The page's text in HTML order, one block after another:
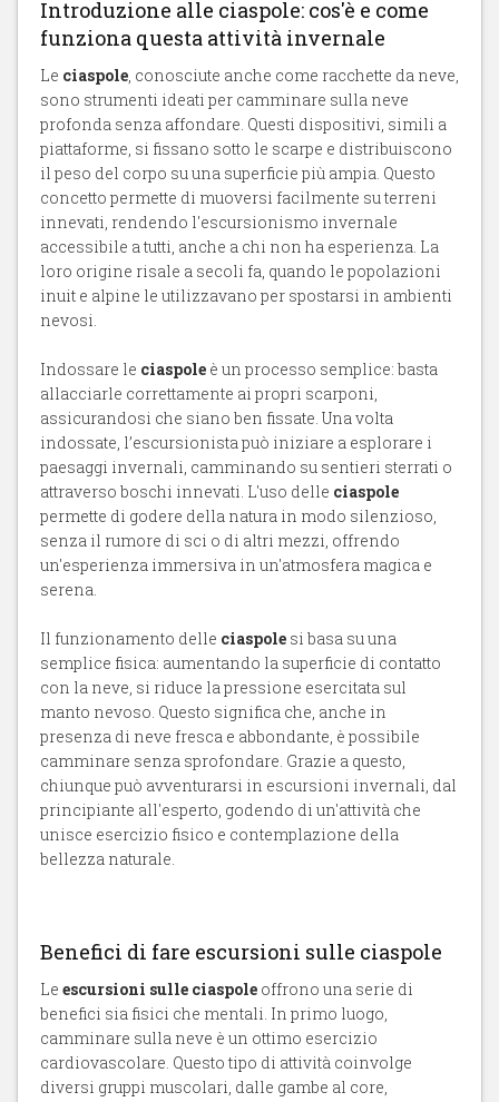
Introduzione alle ciaspole: cos'è e come
funziona questa attività invernale
Le ciaspole , conosciute anche come racchette da neve,
sono strumenti ideati per camminare sulla neve
profonda senza affondare. Questi dispositivi, simili a
piattaforme, si fissano sotto le scarpe e distribuiscono
il peso del corpo su una superficie più ampia. Questo
concetto permette di muoversi facilmente su terreni
innevati, rendendo l'escursionismo invernale
accessibile a tutti, anche a chi non ha esperienza. La
loro origine risale a secoli fa, quando le popolazioni
inuit e alpine le utilizzavano per spostarsi in ambienti
nevosi.
Indossare le ciaspole è un processo semplice: basta
allacciarle correttamente ai propri scarponi,
assicurandosi che siano ben fissate. Una volta
indossate, l’escursionista può iniziare a esplorare i
paesaggi invernali, camminando su sentieri sterrati o
attraverso boschi innevati. L'uso delle ciaspole
permette di godere della natura in modo silenzioso,
senza il rumore di sci o di altri mezzi, offrendo
un'esperienza immersiva in un'atmosfera magica e
serena.
Il funzionamento delle ciaspole si basa su una
semplice fisica: aumentando la superficie di contatto
con la neve, si riduce la pressione esercitata sul
manto nevoso. Questo significa che, anche in
presenza di neve fresca e abbondante, è possibile
camminare senza sprofondare. Grazie a questo,
chiunque può avventurarsi in escursioni invernali, dal
principiante all'esperto, godendo di un'attività che
unisce esercizio fisico e contemplazione della
bellezza naturale.
Benefici di fare escursioni sulle ciaspole
Le escursioni sulle ciaspole offrono una serie di
benefici sia fisici che mentali. In primo luogo,
camminare sulla neve è un ottimo esercizio
cardiovascolare. Questo tipo di attività coinvolge
diversi gruppi muscolari, dalle gambe al core,